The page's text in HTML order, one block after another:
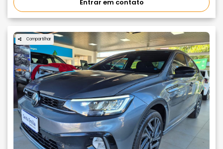
Entrar em contato
Compartilhar